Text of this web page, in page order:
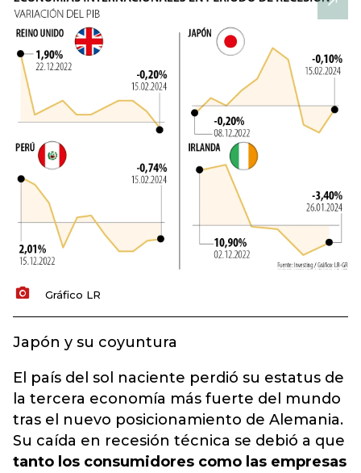
Gráfico LR
Japón y su coyuntura
El país del sol naciente perdió su estatus de
la tercera economía más fuerte del mundo
tras el nuevo posicionamiento de Alemania.
Su caída en recesión técnica se debió a que
tanto los consumidores como las empresas